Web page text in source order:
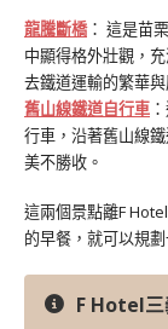
龍騰斷橋： 這是苗
中顯得格外壯觀，
去鐵道運輸的繁華
舊山線鐵道自行車
行車，沿著舊山線
美不勝收。
這兩個景點離F
的早餐，就可以規
F Hotel三